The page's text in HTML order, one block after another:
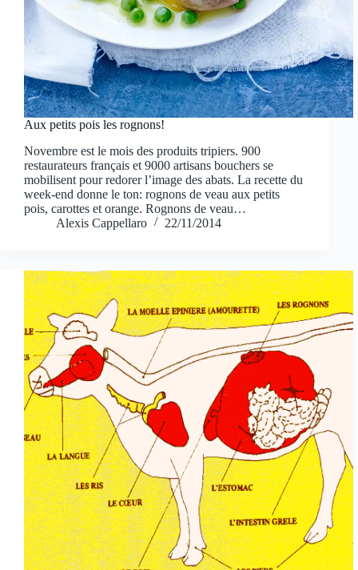
Aux petits pois les rognons!
Novembre est le mois des produits tripiers. 900
restaurateurs français et 9000 artisans bouchers se
mobilisent pour redorer l’image des abats. La recette du
week-end donne le ton: rognons de veau aux petits
pois, carottes et orange. Rognons de veau…
Alexis Cappellaro
22/11/2014